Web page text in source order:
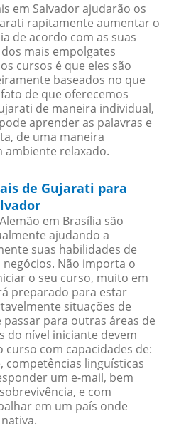
em Salvador ajudarão os
rapitamente aumentar o
de acordo com as suas
mais empolgates
cursos é que eles são
baseados no que
de que oferecemos
de maneira individual,
aprender as palavras e
de uma maneira
ambiente relaxado.
de Gujarati para
em Brasília são
ajudando a
suas habilidades de
Não importa o
o seu curso, muito em
preparado para estar
situações de
passar para outras áreas de
do nível iniciante devem
com capacidades de:
competências linguísticas
um e-mail, bem
e com
em um país onde